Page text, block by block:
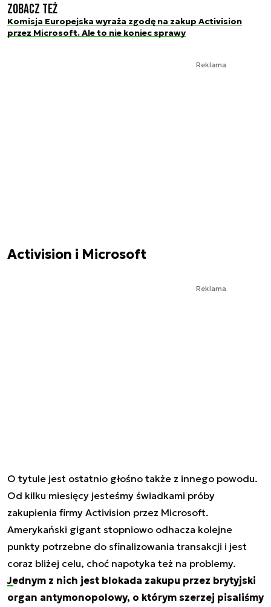
Zobacz też
Komisja Europejska wyraża zgodę na zakup Activision
przez Microsoft. Ale to nie koniec sprawy
Reklama
Activision i Microsoft
Reklama
O tytule jest ostatnio głośno także z innego powodu.
Od kilku miesięcy jesteśmy świadkami próby
zakupienia firmy Activision przez Microsoft.
Amerykański gigant stopniowo odhacza kolejne
punkty potrzebne do sfinalizowania transakcji i jest
coraz bliżej celu, choć napotyka też na problemy.
Jednym z nich jest blokada zakupu przez brytyjski
organ antymonopolowy, o którym szerzej pisaliśmy